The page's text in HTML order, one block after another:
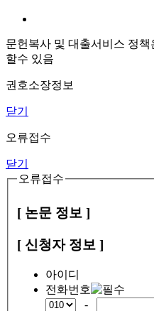
문헌복사 및 대출서비스 정책
할수 있음
권호소장정보
닫기
오류접수
닫기
오류접수
[ 논문 정보 ]
[ 신청자 정보 ]
아이디
전화번호
-